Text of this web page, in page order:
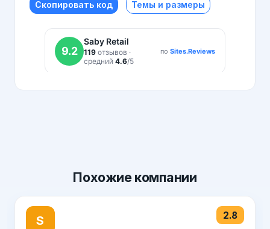
Скопировать код Темы и размеры
Похожиекомпании
S 2.8